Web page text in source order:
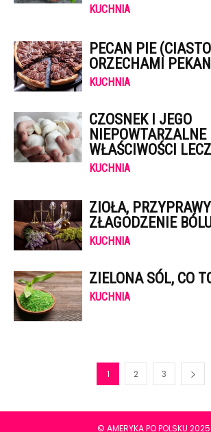
KUCHNIA
PECAN PIE
ORZECHAMI
KUCHNIA
CZOSNEK I JEGO
NIEPOWTARZALNE
WŁAŚCIWOŚCI
KUCHNIA
ZIOŁA,
ZŁAGODZENIE
KUCHNIA
ZIELONA SÓL, CO
KUCHNIA
1 2 3
© AMERYKA PO POLSKU 2025